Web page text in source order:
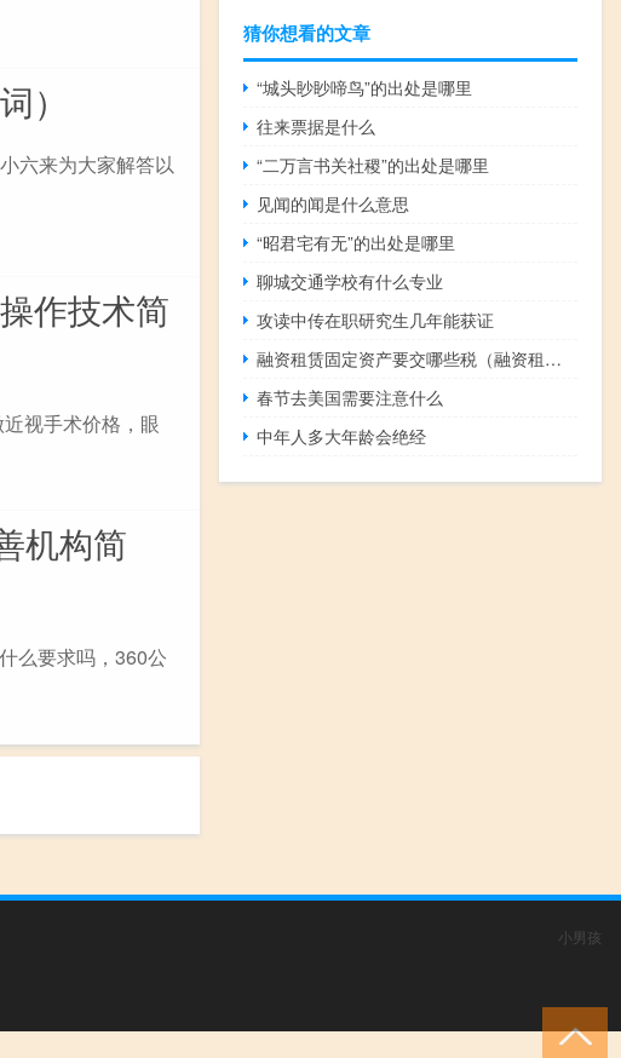
）
六来为大家解答以
作技术简
视手术价格，眼
机构简
么要求吗，360公
猜你想看的文章
“城头眇眇啼鸟”的出处是哪里
往来票据是什么
“二万言书关社稷”的出处是哪里
见闻的闻是什么意思
“昭君宅有无”的出处是哪里
聊城交通学校有什么专业
攻读中传在职研究生几年能获证
融资租赁固定资产要交哪些税（融资租赁固定资产如何做分录）
春节去美国需要注意什么
中年人多大年龄会绝经
小男孩